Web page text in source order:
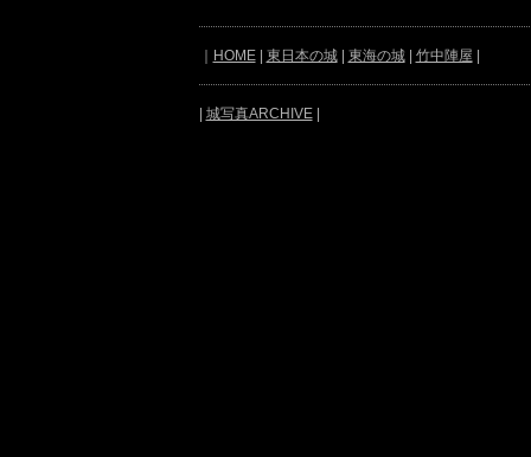
HOME| 東日本の城| 東海の城| 竹中陣屋
城写真ARCHIVE|